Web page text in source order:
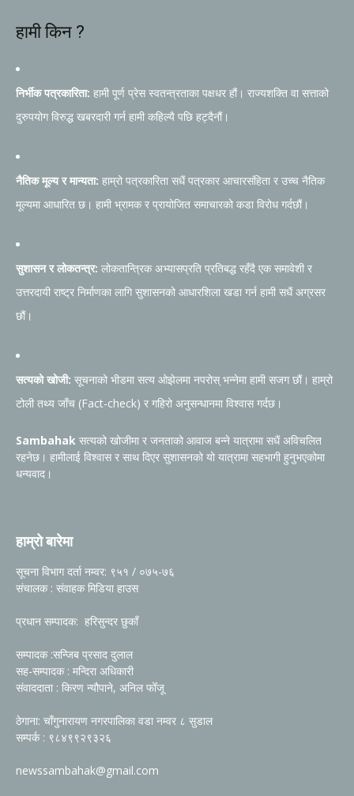
हामी किन ?
निर्भीक पत्रकारिता: हामी पूर्ण प्रेस स्वतन्त्रताका पक्षधर हौं। राज्यशक्ति वा सत्ताको
दुरुपयोग विरुद्ध खबरदारी गर्न हामी कहिल्यै पछि हट्दैनौं।
नैतिक मूल्य र मान्यता: हाम्रो पत्रकारिता सधैं पत्रकार आचारसंहिता र उच्च नैतिक
मूल्यमा आधारित छ। हामी भ्रामक र प्रायोजित समाचारको कडा विरोध गर्दछौं।
सुशासन र लोकतन्त्र: लोकतान्त्रिक अभ्यासप्रति प्रतिबद्ध रहँदै एक समावेशी र
उत्तरदायी राष्ट्र निर्माणका लागि सुशासनको आधारशिला खडा गर्न हामी सधैं अग्रसर
छौं।
सत्यको खोजी: सूचनाको भीडमा सत्य ओझेलमा नपरोस् भन्नेमा हामी सजग छौं। हाम्रो
टोली तथ्य जाँच (Fact-check) र गहिरो अनुसन्धानमा विश्वास गर्दछ।
Sambahak सत्यको खोजीमा र जनताको आवाज बन्ने यात्रामा सधैं अविचलित
रहनेछ। हामीलाई विश्वास र साथ दिएर सुशासनको यो यात्रामा सहभागी हुनुभएकोमा
धन्यवाद।
हाम्रो बारेमा
सूचना विभाग दर्ता नम्वर: ९५१ / ०७५-७६
संचालक : संवाहक मिडिया हाउस
प्रधान सम्पादक: हरिसुन्दर छुकाँ
सम्पादक :सन्जिब प्रसाद दुलाल
सह-सम्पादक : मन्दिरा अधिकारी
संवाददाता : किरण न्यौपाने, अनिल फोँजू
ठेगाना: चाँगुनारायण नगरपालिका वडा नम्वर ८ सुडाल
सम्पर्क : ९८४९९२९३२६
newssambahak@gmail.com